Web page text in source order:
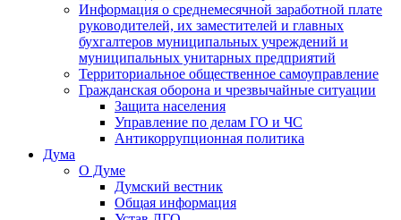
Информация о среднемесячной заработной плате
руководителей, их заместителей и главных
бухгалтеров муниципальных учреждений и
муниципальных унитарных предприятий
Территориальное общественное самоуправление
Гражданская оборона и чрезвычайные ситуации
Защита населения
Управление по делам ГО и ЧС
Антикоррупционная политика
Дума
О Думе
Думский вестник
Общая информация